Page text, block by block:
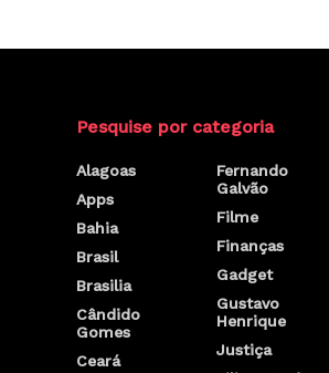
Pesquise por categoria
Alagoas
Apps
Bahia
Brasil
Brasilia
Cândido
Gomes
Ceará
Fernando
Galvão
Filme
Finanças
Gadget
Gustavo
Henrique
Justiça